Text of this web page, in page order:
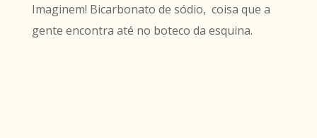
Imaginem! Bicarbonato de sódio, coisa que a
gente encontra até no boteco da esquina.